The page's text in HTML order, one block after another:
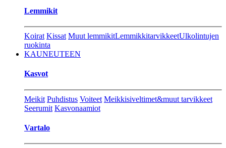
Lemmikit
Koirat Kissat Muut lemmikitLemmikkitarvikkeetUlkolintujen
ruokinta
KAUNEUTEEN
Kasvot
Meikit Puhdistus Voiteet Meikkisiveltimet&muut tarvikkeet
Seerumit Kasvonaamiot
Vartalo